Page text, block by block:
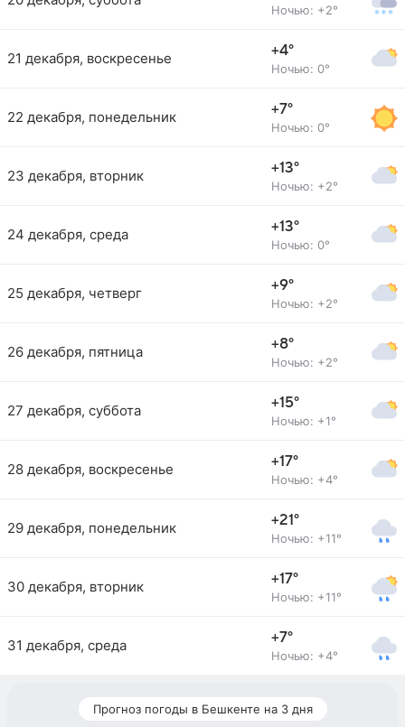
Ночью: +2°
21 декабря, воскресенье +4°
Ночью: 0°
22 декабря, понедельник +7°
Ночью: 0°
23 декабря, вторник +13°
Ночью: +2°
24 декабря, среда +13°
Ночью: 0°
25 декабря, четверг +9°
Ночью: +2°
26 декабря, пятница +8°
Ночью: +2°
27 декабря, суббота +15°
Ночью: +1°
28 декабря, воскресенье +17°
Ночью: +4°
29 декабря, понедельник +21°
Ночью: +11°
30 декабря, вторник +17°
Ночью: +11°
31 декабря, среда +7°
Ночью: +4°
Прогноз погоды в Бешкенте на 3 дня